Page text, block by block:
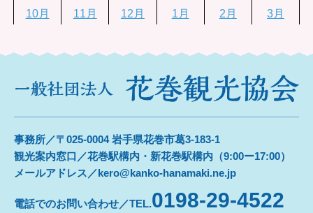
10月
11月 12月 1月 2月 3月
事務所／〒025-0004 岩手県花巻市葛3-183-1
観光案内窓口／花巻駅構内・新花巻駅構内（9:00ー17:00）
メールアドレス／kero@kanko-hanamaki.ne.jp
電話でのお問い合わせ／TEL.0198-29-4522